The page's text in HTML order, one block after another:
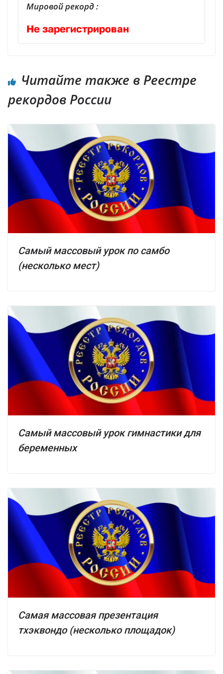
Мировой рекорд :
Не зарегистрирован
Читайте также в Реестре
рекордов России
Самый массовый урок по самбо
(несколько мест)
Самый массовый урок гимнастики для
беременных
Самая массовая презентация
тхэквондо (несколько площадок)